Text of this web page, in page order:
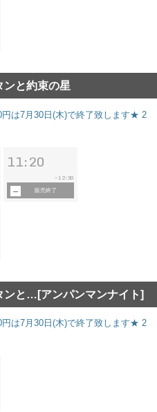
ンと約束の星
は7月30日(木)で終了致します★ 2
11:20
~ 12:30
販売終了
ンと…[アンパンマンナイト]
は7月30日(木)で終了致します★ 2